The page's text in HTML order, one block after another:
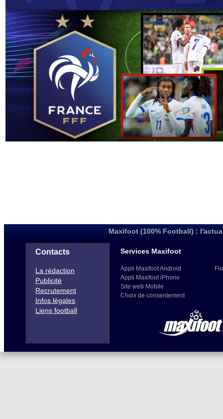
Maxifoot (100% Football) :
Contacts
La rédaction
Publicité
Recrutement
Infos légales
Liens football
Services Maxifoot
Appli Maxifoot Android
Appli Maxifoot iPhone
Site web Mobile
Choix de consentement